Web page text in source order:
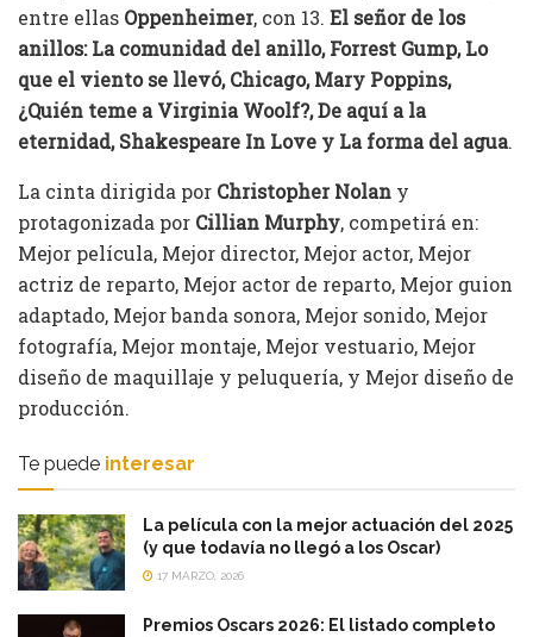
entre ellas Oppenheimer, con 13. El señor de los
anillos: La comunidad del anillo, Forrest Gump, Lo
que el viento se llevó, Chicago, Mary Poppins,
¿Quién teme a Virginia Woolf?, De aquí a la
eternidad, Shakespeare In Love y La forma del agua.
La cinta dirigida por Christopher Nolan y
protagonizada por Cillian Murphy, competirá en:
Mejor película, Mejor director, Mejor actor, Mejor
actriz de reparto, Mejor actor de reparto, Mejor guion
adaptado, Mejor banda sonora, Mejor sonido, Mejor
fotografía, Mejor montaje, Mejor vestuario, Mejor
diseño de maquillaje y peluquería, y Mejor diseño de
producción.
Te puede interesar
La película con la mejor actuación del 2025
(y que todavía no llegó a los Oscar)
17 MARZO, 2026
Premios Oscars 2026: El listado completo